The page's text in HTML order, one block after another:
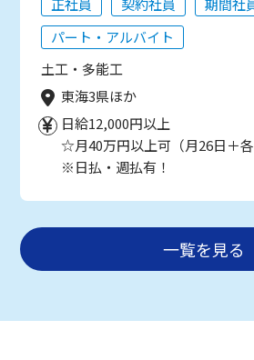
正社員 契約社員
期間社
パート・アルバイト
土工・多能工
東海3県ほか
日給12,000円以上
☆月40万円以上可（月26日＋各
※日払・週払有！
一覧を見る